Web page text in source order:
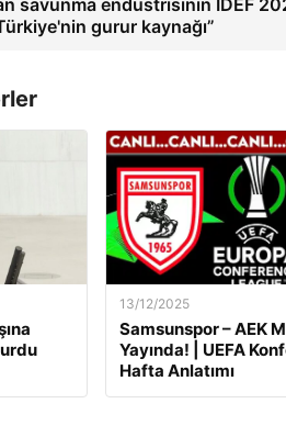
gurur kaynağı”
13/12/2025
Samsunspor – AEK
Yayında! | UEFA
Hafta Anlatımı